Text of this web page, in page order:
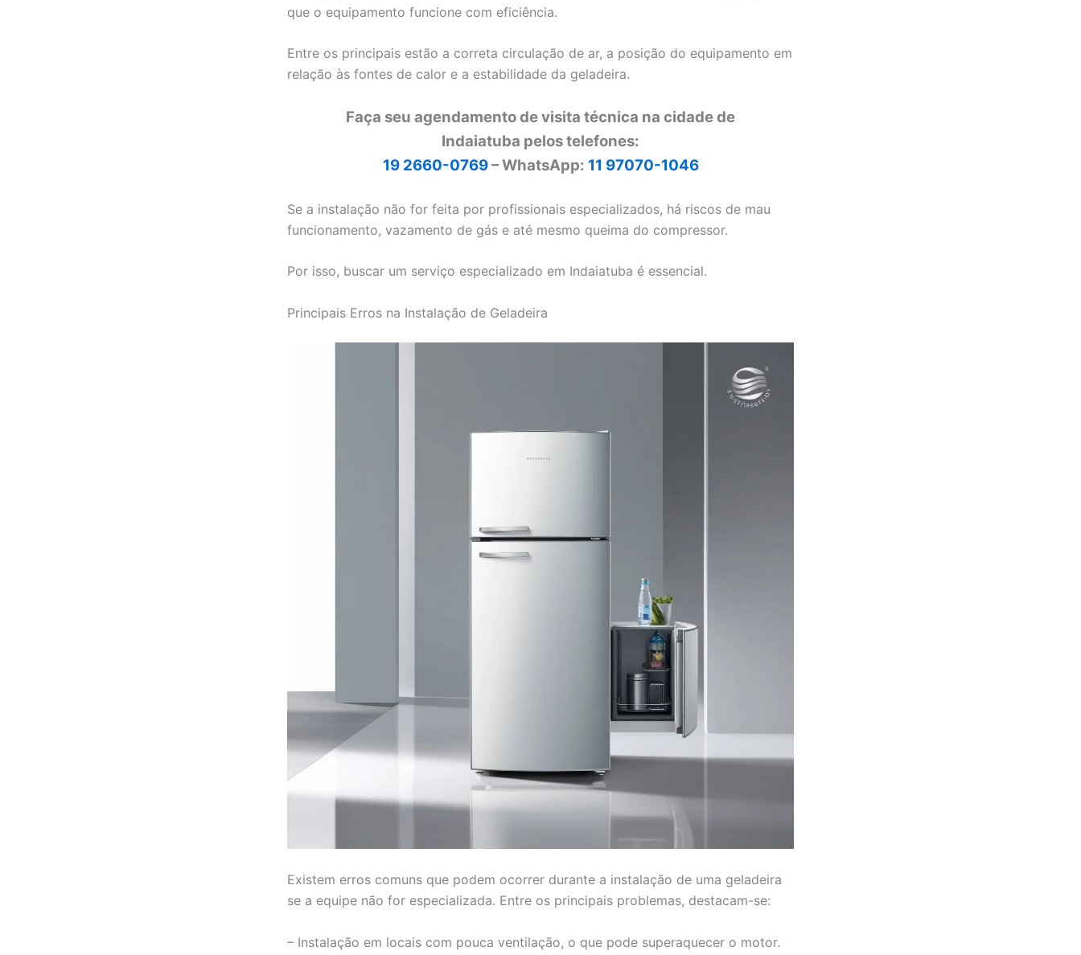
que o equipamento funcione com eficiência.
Entre os principais estão a correta circulação de ar, a posição do equipamento em
relação às fontes de calor e a estabilidade da geladeira.
Faça seu agendamento de visita técnica na cidade de
Indaiatuba pelos telefones:
19 2660-0769– WhatsApp: 11 97070-1046
Se a instalação não for feita por profissionais especializados, há riscos de mau
funcionamento, vazamento de gás e até mesmo queima do compressor.
Por isso, buscar um serviço especializado em Indaiatuba é essencial.
Principais Erros na Instalação de Geladeira
Existem erros comuns que podem ocorrer durante a instalação de uma geladeira
se a equipe não for especializada. Entre os principais problemas, destacam-se:
– Instalação em locais com pouca ventilação, o que pode superaquecer o motor.